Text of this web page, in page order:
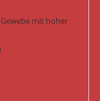
mit hoher